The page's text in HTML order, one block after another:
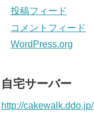
投稿フィード
コメントフィード
WordPress.org
自宅サーバー
http://cakewalk.ddo.jp/